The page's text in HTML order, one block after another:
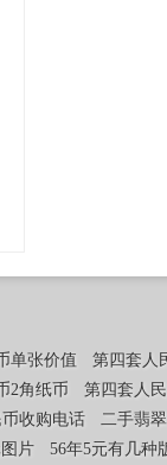
单张价值 第四套人
2角纸币 第四套人
收购电话 二手翡翠
片 56年5元有几种